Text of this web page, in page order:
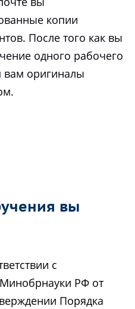
копии
После того как вы
одного рабочего
оригиналы
вы
с
РФ от
Порядка